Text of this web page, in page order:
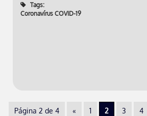
Tags:
Coronavírus COVID-19
Página 2 de 4 « 1 2 3 4